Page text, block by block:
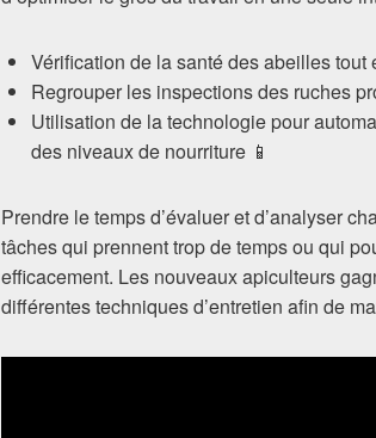
Vérification de la santé des abeilles
Regrouper les inspections des ruches
Utilisation de la technologie pour
des niveaux de nourriture 📱
Prendre le temps d’évaluer et d’analyser
tâches qui prennent trop de temps ou qui
efficacement. Les nouveaux apiculteurs
différentes techniques d’entretien afin de